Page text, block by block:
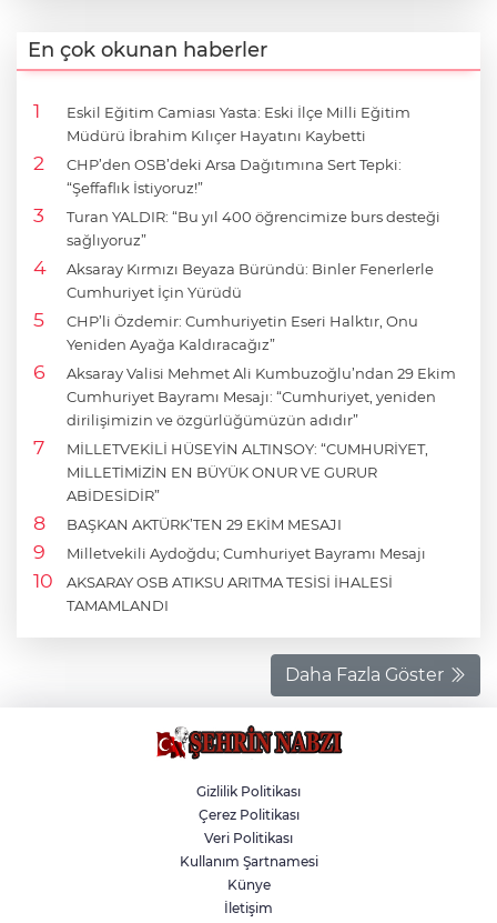
En çok okunan haberler
Eskil Eğitim Camiası Yasta: Eski İlçe Milli Eğitim
Müdürü İbrahim Kılıçer Hayatını Kaybetti
CHP’den OSB’deki Arsa Dağıtımına Sert Tepki:
“Şeffaflık İstiyoruz!”
Turan YALDIR: “Bu yıl 400 öğrencimize burs desteği
sağlıyoruz”
Aksaray Kırmızı Beyaza Büründü: Binler Fenerlerle
Cumhuriyet İçin Yürüdü
CHP’li Özdemir: Cumhuriyetin Eseri Halktır, Onu
Yeniden Ayağa Kaldıracağız”
Aksaray Valisi Mehmet Ali Kumbuzoğlu’ndan 29 Ekim
Cumhuriyet Bayramı Mesajı: “Cumhuriyet, yeniden
dirilişimizin ve özgürlüğümüzün adıdır”
MİLLETVEKİLİ HÜSEYİN ALTINSOY: “CUMHURİYET,
MİLLETİMİZİN EN BÜYÜK ONUR VE GURUR
ABİDESİDİR”
BAŞKAN AKTÜRK’TEN 29 EKİM MESAJI
Milletvekili Aydoğdu; Cumhuriyet Bayramı Mesajı
AKSARAY OSB ATIKSU ARITMA TESİSİ İHALESİ
TAMAMLANDI
Daha Fazla Göster
Gizlilik Politikası
Çerez Politikası
Veri Politikası
Kullanım Şartnamesi
Künye
İletişim